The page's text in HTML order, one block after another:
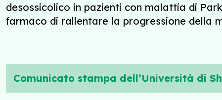
desossicolico in pazienti con malattia di
farmaco di rallentare la progressione della
Comunicato stampa dell’Università di